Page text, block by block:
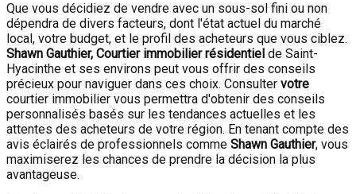
Que vous décidiez de vendre avec un sous-sol fini ou non
dépendra de divers facteurs, dont l'état actuel du marché
local, votre budget, et le profil des acheteurs que vous ciblez.
Shawn Gauthier, Courtier immobilier résidentiel de Saint-
Hyacinthe et ses environs peut vous offrir des conseils
précieux pour naviguer dans ces choix. Consulter votre
courtier immobilier vous permettra d'obtenir des conseils
personnalisés basés sur les tendances actuelles et les
attentes des acheteurs de votre région. En tenant compte des
avis éclairés de professionnels comme Shawn Gauthier, vous
maximiserez les chances de prendre la décision la plus
avantageuse.